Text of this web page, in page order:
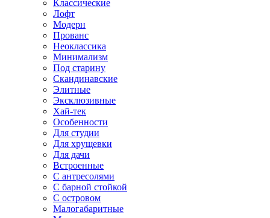
Классические
Лофт
Модерн
Прованс
Неоклассика
Минимализм
Под старину
Скандинавские
Элитные
Эксклюзивные
Хай-тек
Особенности
Для студии
Для хрущевки
Для дачи
Встроенные
С антресолями
С барной стойкой
С островом
Малогабаритные